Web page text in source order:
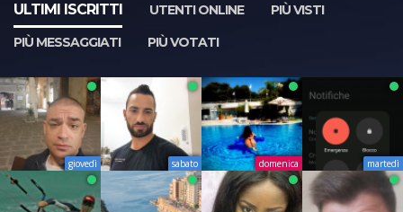
ULTIMI ISCRITTI UTENTI ONLINE
PIÙ VISTI
PIÙ MESSAGGIATI
PIÙ VOTATI
giovedì sabato domenica martedì